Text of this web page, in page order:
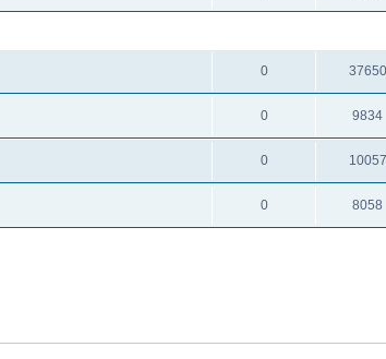
0 37650
0 9834
0 10057
0 8058